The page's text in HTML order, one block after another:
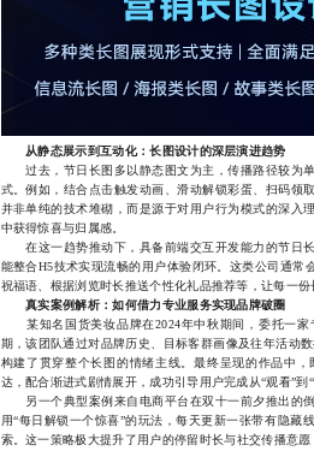
从静态展示到互动化：长图设计的深层演进趋势
过去，节日长图多以静态图文为主，传播路径较为
式。例如，结合点击触发动画、滑动解锁彩蛋、扫码领
并非单纯的技术堆砌，而是源于对用户行为模式的深
中获得惊喜与归属感。
在这一趋势推动下，具备前端交互开发能力的节日
能整合H5技术实现流畅的用户体验闭环。这类公司通
祝福语、根据浏览时长推送个性化礼品推荐等，让每一
真实案例解析：如何借力专业服务实现品牌破圈
某知名国货美妆品牌在2024年中秋期间，委托一家
期，该团队通过对品牌历史、目标客群画像及往年活动
构建了贯穿整个长图的情绪主线。最终呈现的作品中
达，配合渐进式剧情展开，成功引导用户完成从“观看”到
另一个典型案例来自电商平台在双十一前夕推出的
用“每日解锁一个惊喜”的玩法，每天更新一张带有隐
索。这一策略极大提升了用户的停留时长与社交传播意